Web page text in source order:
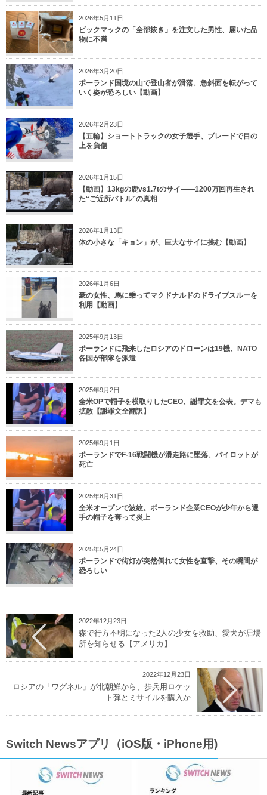
2026年5月11日
ビックマックの「全部抜き」を注文した男性、届いた品
物に不満
2026年3月20日
ポーランド国境の山で登山者が滑落、急斜面を転がって
いく姿が恐ろしい【動画】
2026年2月23日
【五輪】ショートトラックの女子選手、ブレードで目の
上を負傷
2026年1月15日
【動画】13kgの鹿vs1.7tのサイ——1200万回再生され
た“ご近所バトル”の真相
2026年1月13日
体の小さな「キョン」が、巨大なサイに挑む【動画】
2026年1月6日
豪の女性、馬に乗ってマクドナルドのドライブスルーを
利用【動画】
2025年9月13日
ポーランドに飛来したロシアのドローンは19機、NATO
各国が部隊を派遣
2025年9月2日
全米OPで帽子を横取りしたCEO、謝罪文を公表。デマも
拡散【謝罪文全翻訳】
2025年9月1日
ポーランドでF-16戦闘機が滑走路に墜落、パイロットが
死亡
2025年8月31日
全米オープンで波紋。ポーランド企業CEOが少年から選
手の帽子を奪って炎上
2025年5月24日
ポーランドで街灯が突然倒れて女性を直撃、その瞬間が
恐ろしい
2022年12月23日
森で行方不明になった2人の少女を救助、愛犬が居場
所を知らせる【アメリカ】
2022年12月23日
ロシアの「ワグネル」が北朝鮮から、歩兵用ロケッ
ト弾とミサイルを購入か
Switch Newsアプリ（iOS版・iPhone用)